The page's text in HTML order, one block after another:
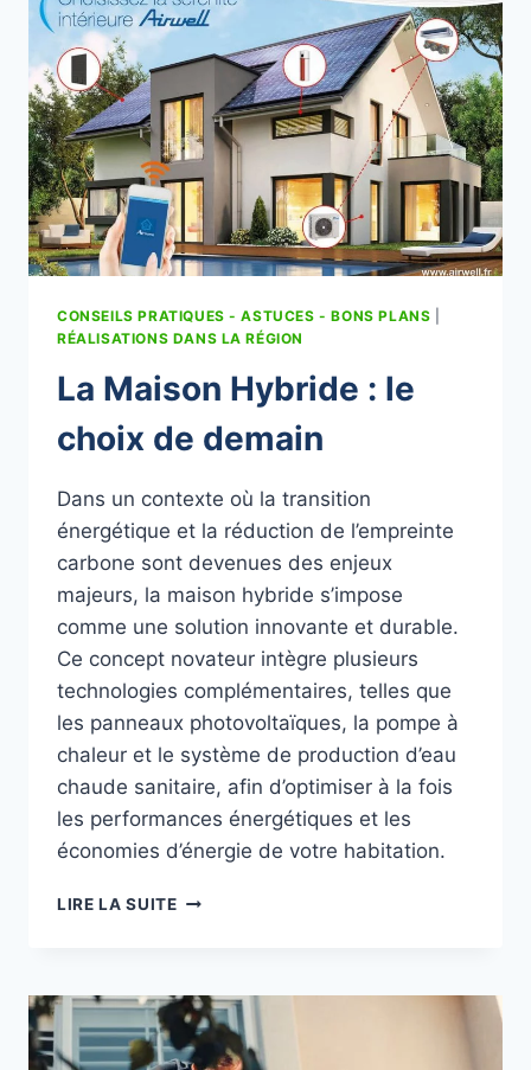
AIR
CLIMATISATION
LE
CHOIX
DU
CONFORT
ÉCONOMIQUE
EN
ALSACE
CONSEILS PRATIQUES - ASTUCES - BONS PLANS
RÉALISATIONS DANS LA RÉGION
La Maison Hybride : le
choix de demain
Dans un contexte où la transition
énergétique et la réduction de l’empreinte
carbone sont devenues des enjeux
majeurs, la maison hybride s’impose
comme une solution innovante et durable.
Ce concept novateur intègre plusieurs
technologies complémentaires, telles que
les panneaux photovoltaïques, la pompe à
chaleur et le système de production d’eau
chaude sanitaire, afin d’optimiser à la fois
les performances énergétiques et les
économies d’énergie de votre habitation.
LIRE LA SUITE LA
LE
CHOIX
DE